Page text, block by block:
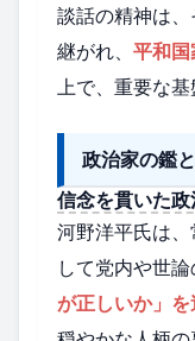
談話の精神は
継がれ、 平和
上で、重要な基
政治家の鑑
信念を貫いた
河野洋平氏は
して党内や世
が正しいか」